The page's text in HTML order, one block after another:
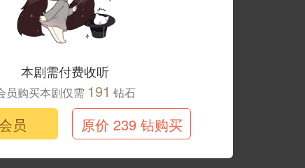
本剧需付费收听
员购买本剧仅需 191 钻石
员 原价 239 钻购买